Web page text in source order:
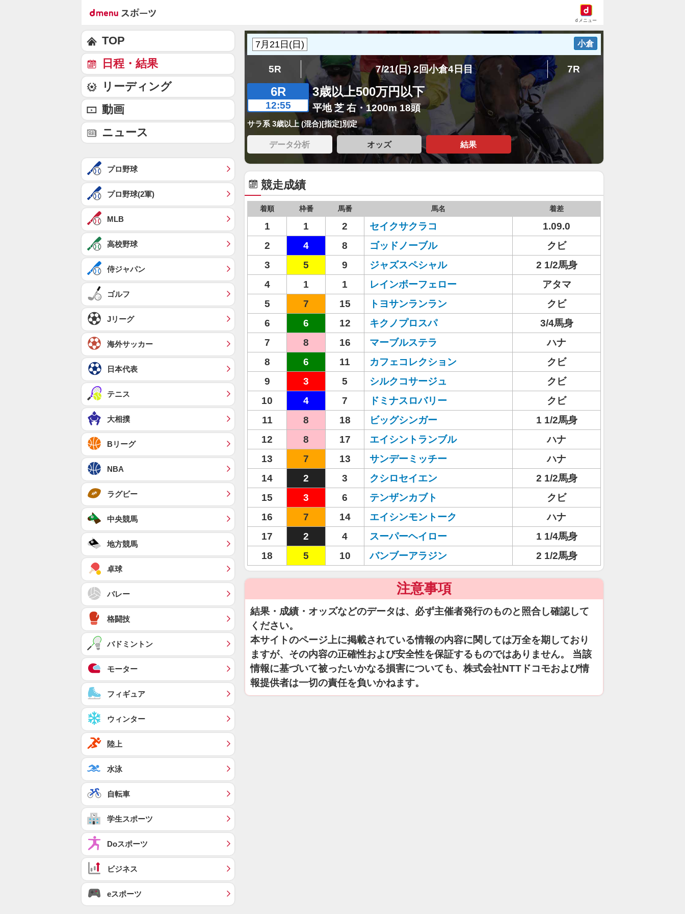
dメニュー
小倉
5R 7/21(日) 2回小倉4日目 7R
6R
12:55
3歳以上500万円以下
平地 芝 右・1200m 18頭
サラ系 3歳以上 (混合)[指定]別定
データ分析 オッズ 結果
競走成績
着順 枠番 馬番 馬名 着差
1 1 2 セイクサクラコ
1.09.0
2
4 8 ゴッドノーブル
クビ
3
5 9 ジャズスペシャル
2 1/2馬身
4
1 1 レインボーフェロー
アタマ
5
7 15 トヨサンランラン
クビ
6
6 12 キクノプロスパ
3/4馬身
7
8 16 マーブルステラ
ハナ
8
6 11 カフェコレクション
クビ
9
3 5 シルクコサージュ
クビ
10
4 7 ドミナスロバリー
クビ
11
8 18 ビッグシンガー
1 1/2馬身
12
8 17 エイシントランブル
ハナ
13
7 13 サンデーミッチー
ハナ
14
2 3 クシロセイエン
2 1/2馬身
15
3 6 テンザンカブト
クビ
16
7 14 エイシンモントーク
ハナ
17
2 4 スーパーヘイロー
1 1/4馬身
18
5 10 バンブーアラジン 2 1/2馬身
注意事項
結果・成績・オッズなどのデータは、必ず主催者発行のものと照合し確認して
ください。
本サイトのページ上に掲載されている情報の内容に関しては万全を期しており
ますが、その内容の正確性および安全性を保証するものではありません。 当該
情報に基づいて被ったいかなる損害についても、株式会社NTTドコモおよび情
報提供者は一切の責任を負いかねます。
TOP
日程・結果
リーディング
動画
ニュース
プロ野球
プロ野球(2軍)
MLB
高校野球
侍ジャパン
ゴルフ
Jリーグ
海外サッカー
日本代表
テニス
大相撲
Bリーグ
NBA
ラグビー
中央競馬
地方競馬
卓球
バレー
格闘技
バドミントン
モーター
フィギュア
ウィンター
陸上
水泳
自転車
学生スポーツ
Doスポーツ
ビジネス
eスポーツ